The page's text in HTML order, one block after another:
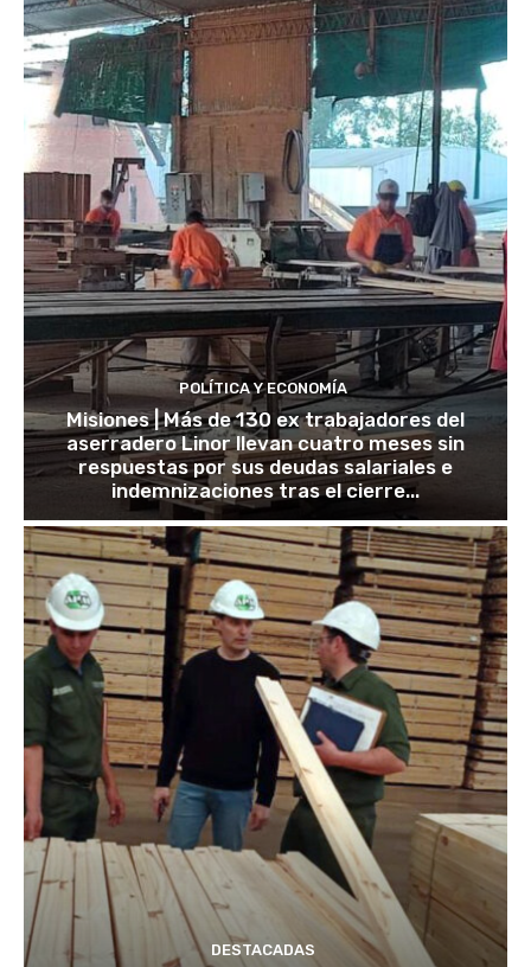
POLÍTICA Y ECONOMÍA
Misiones | Más de 130 ex trabajadores del
aserradero Linor llevan cuatro meses sin
respuestas por sus deudas salariales e
indemnizaciones tras el cierre...
DESTACADAS